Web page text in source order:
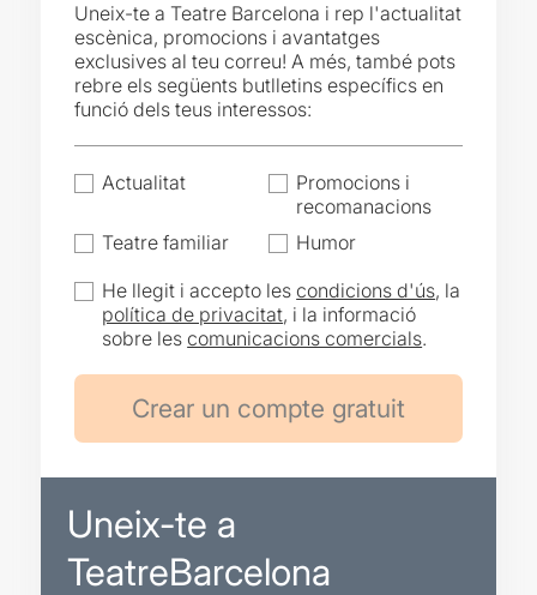
Uneix-te a Teatre Barcelona i rep l'actualitat
escènica, promocions i avantatges
exclusives al teu correu! A més, també pots
rebre els següents butlletins específics en
funció dels teus interessos:
Actualitat
Promocions i
recomanacions
Teatre familiar
Humor
He llegit i accepto lescondicions d'ús, la
política de privacitat, i la informació
sobre lescomunicacions comercials.
Uneix-te a
TeatreBarcelona